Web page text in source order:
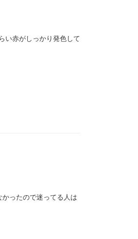
い赤がしっかり発色して
ったので迷ってる人は